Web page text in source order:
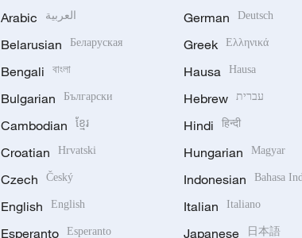
Arabic العربية
Belarusian Беларуская
Bengali বাংলা
Bulgarian Български
Cambodian ខ្មែរ
Croatian Hrvatski
Czech Český
English English
Esperanto Esperanto
German Deutsch
Greek Ελληνικά
Hausa Hausa
Hebrew עברית
Hindi हिन्दी
Hungarian Magyar
Indonesian Bahasa
Italian Italiano
Japanese 日本語